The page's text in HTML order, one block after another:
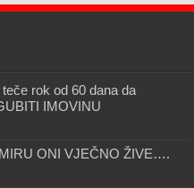
rok od 60 dana da
IMOVINU
ONI VJEČNO ŽIVE….